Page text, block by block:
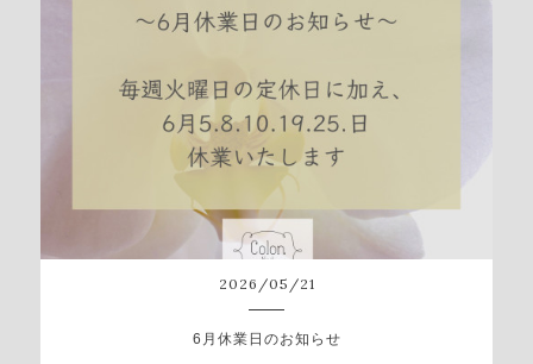
2026 /05 /21
6月休業日のお知らせ